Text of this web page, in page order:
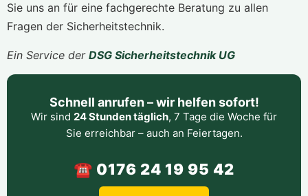
Sie uns an für eine fachgerechte Beratung zu allen
Fragen der Sicherheitstechnik.
Ein Service der DSG Sicherheitstechnik UG
Schnell anrufen – wir helfen sofort!
Wir sind 24 Stunden täglich, 7 Tage die Woche für
Sie erreichbar – auch an Feiertagen.
☎ 0176 24 19 95 42